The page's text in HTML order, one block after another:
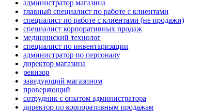
администратор магазина
главный специалист по работе с клиентами
специалист по работе с клиентами (не продажи)
специалист корпоративных продаж
медицинский технолог
специалист по инвентаризации
администратор по персоналу
директор магазина
ревизор
заведующий магазином
проверяющий
сотрудник с опытом администратора
директор по корпоративным продажам